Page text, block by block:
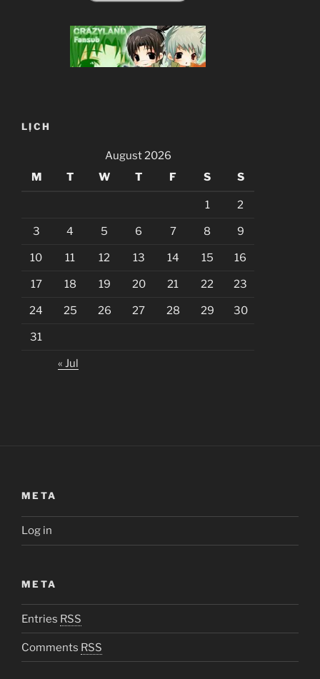
LỊCH
August 2026
M
T W T F S S
1 2
3 4 5 6 7 8 9
10 11 12 13 14 15 16
17 18 19 20 21 22 23
24 25 26 27 28 29 30
31
« Jul
META
Log in
META
Entries RSS
Comments RSS